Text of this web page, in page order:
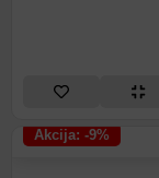
Akcija: -9%